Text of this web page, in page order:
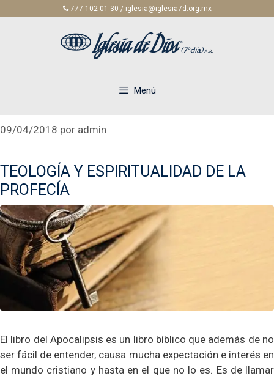
777 102 01 30 / iglesia@iglesia7d.org.mx
Menú
09/04/2018 por admin
TEOLOGÍA Y ESPIRITUALIDAD DE LA
PROFECÍA
El libro del Apocalipsis es un libro bíblico que además de no
ser fácil de entender, causa mucha expectación e interés en
el mundo cristiano y hasta en el que no lo es. Es de llamar